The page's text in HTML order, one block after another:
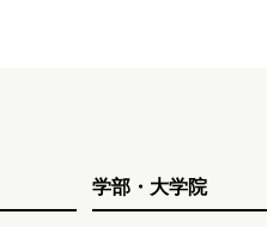
学部・大学院